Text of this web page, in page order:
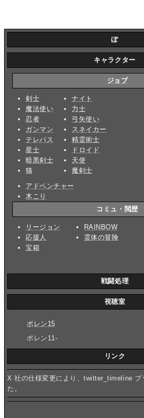
ぽ
キャラクター
ジョブ
剣士
魔法使い
忍者
ガンマン
テレパス
星士
暗黒剣士
猫
ナイト
力士
弓矢使い
スネイカー
精霊術士
ドロイド
天使
魔剣士
アドベンチャー
木こり
コミュ・閲歴
リージョン
応援人
宝箱
RAINBOW
霊体の冒険
戦闘処理
視聴室
ポレン15
ポレン11-
リンク
X 社の仕様変更により、twitter_timeline プ
た。